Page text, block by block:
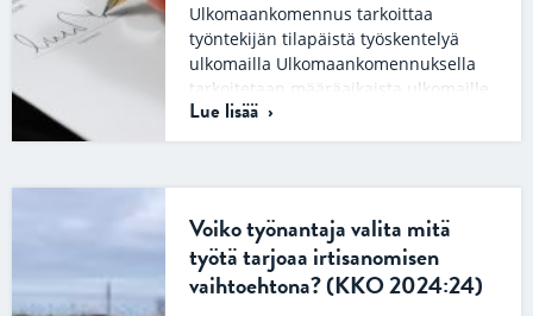
Ulkomaankomennus tarkoittaa
työntekijän tilapäistä työskentelyä
ulkomailla Ulkomaankomennuksella
tarkoitetaan määräaikaista ulkomaille
suuntautuvaa työkomennusta eli sitä,
kun yritys lähettää työntekijänsä
Lue lisää
Voiko työnantaja valita mitä
työtä tarjoaa irtisanomisen
vaihtoehtona? (KKO 2024:24)